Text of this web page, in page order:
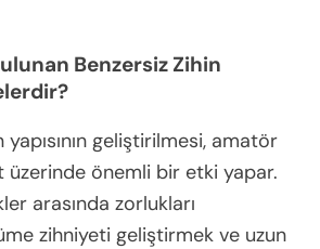
Benzersiz Zihin
geliştirilmesi, amatör
önemli bir etki yapar.
arasında zorlukları
zihniyeti geliştirmek ve uzun